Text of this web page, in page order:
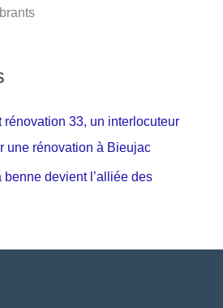
rénovation 33, un interlocuteur
une rénovation à Bieujac
devient l’alliée des